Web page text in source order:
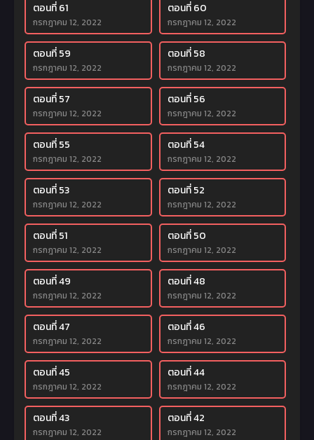
ตอนที่ 61
กรกฎาคม 12, 2022
ตอนที่ 60
กรกฎาคม 12, 2022
ตอนที่ 59
กรกฎาคม 12, 2022
ตอนที่ 58
กรกฎาคม 12, 2022
ตอนที่ 57
กรกฎาคม 12, 2022
ตอนที่ 56
กรกฎาคม 12, 2022
ตอนที่ 55
กรกฎาคม 12, 2022
ตอนที่ 54
กรกฎาคม 12, 2022
ตอนที่ 53
กรกฎาคม 12, 2022
ตอนที่ 52
กรกฎาคม 12, 2022
ตอนที่ 51
กรกฎาคม 12, 2022
ตอนที่ 50
กรกฎาคม 12, 2022
ตอนที่ 49
กรกฎาคม 12, 2022
ตอนที่ 48
กรกฎาคม 12, 2022
ตอนที่ 47
กรกฎาคม 12, 2022
ตอนที่ 46
กรกฎาคม 12, 2022
ตอนที่ 45
กรกฎาคม 12, 2022
ตอนที่ 44
กรกฎาคม 12, 2022
ตอนที่ 43
กรกฎาคม 12, 2022
ตอนที่ 42
กรกฎาคม 12, 2022